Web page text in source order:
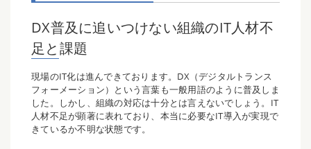
DX普及に追いつけない組織のIT人材不
足と課題
現場のIT化は進んできております。DX（デジタルトランス
フォーメーション）という言葉も一般用語のように普及しま
した。しかし、組織の対応は十分とは言えないでしょう。IT
人材不足が顕著に表れており、本当に必要なIT導入が実現で
きているか不明な状態です。